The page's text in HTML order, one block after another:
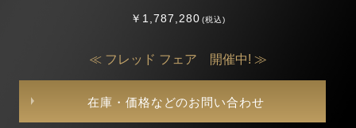
￥1,787,280(税込)
≪ フレッド フェア 開催中! ≫
在庫・価格などのお問い合わせ